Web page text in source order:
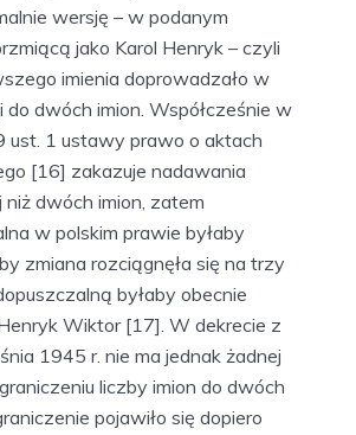
wersję – w podanym
jako Karol Henryk – czyli
imienia doprowadzało w
do dwóch imion. Współcześnie w
ust. 1 ustawy prawo o aktach
[16] zakazuje nadawania
niż dwóch imion, zatem
w polskim prawie byłaby
zmiana rozciągnęła się na trzy
byłaby obecnie
Wiktor [17]. W dekrecie z
1945 r. nie ma jednak żadnej
liczby imion do dwóch
pojawiło się dopiero